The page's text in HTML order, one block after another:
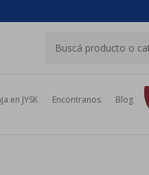
en JYSK Encontranos Blog